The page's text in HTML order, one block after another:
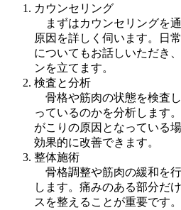
カウンセリング
まずはカウンセリングを
原因を詳しく伺います。日
についてもお話しいただき
ンを立てます。
検査と分析
骨格や筋肉の状態を検査
っているのかを分析します
がこりの原因となっている
効果的に改善できます。
整体施術
骨格調整や筋肉の緩和を
します。痛みのある部分だ
スを整えることが重要です